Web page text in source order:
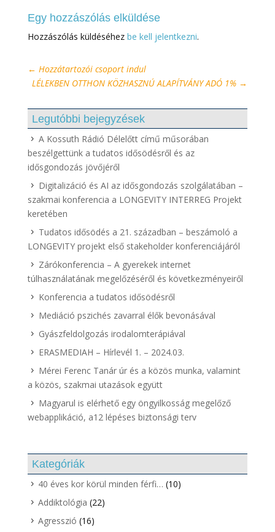
Egy hozzászólás elküldése
Hozzászólás küldéséhez be kell jelentkezni.
← Hozzátartozói csoport indul
LÉLEKBEN OTTHON KÖZHASZNÚ ALAPÍTVÁNY ADÓ 1% →
Legutóbbi bejegyzések
A Kossuth Rádió Délelőtt című műsorában
beszélgettünk a tudatos idősödésről és az
idősgondozás jövőjéről
Digitalizáció és AI az idősgondozás szolgálatában –
szakmai konferencia a LONGEVITY INTERREG Projekt
keretében
Tudatos idősödés a 21. században – beszámoló a
LONGEVITY projekt első stakeholder konferenciájáról
Zárókonferencia – A gyerekek internet
túlhasználatának megelőzéséről és következményeiről
Konferencia a tudatos idősödésről
Mediáció pszichés zavarral élők bevonásával
Gyászfeldolgozás irodalomterápiával
ERASMEDIAH – Hírlevél 1. – 2024.03.
Mérei Ferenc Tanár úr és a közös munka, valamint
a közös, szakmai utazások együtt
Magyarul is elérhető egy öngyilkosság megelőző
webapplikáció, a12 lépéses biztonsági terv
Kategóriák
40 éves kor körül minden férfi… (10)
Addiktológia (22)
Agresszió (16)